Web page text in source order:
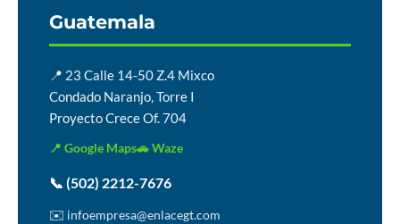
Guatemala
📍 23 Calle 14-50 Z.4 Mixco
Condado Naranjo, Torre I
Proyecto Crece Of. 704
📍 Google Maps🚗 Waze
📞 (502) 2212-7676
✉️ infoempresa@enlacegt.com